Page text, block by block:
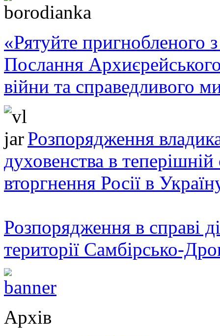
«Рятуйте пригнобленого
Послання
війни та справедливого
Розпорядження
духовенства в теперішній
вторгнення Росії в
Розпорядження в справі
території Самбірсько-
Архів